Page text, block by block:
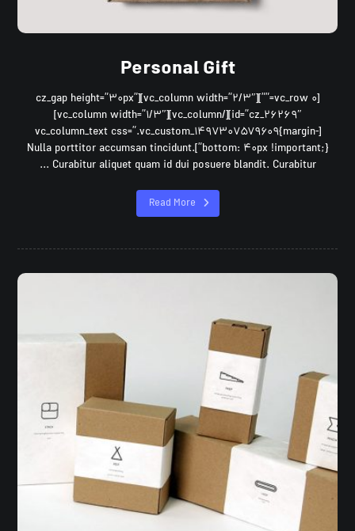
Personal Gift
[vc_row ۰=””][vc_column width=”۲/۳″][cz_gap height=”۳۰px”
id=”cz_۲۶۲۶۹″][/vc_column][vc_column width=”۱/۳″]
[vc_column_text css=”.vc_custom_۱۴۹۷۳۰۷۵۷۹۶۰۹{margin-
bottom: ۴۰px !important;}”]Nulla porttitor accumsan tincidunt.
Curabitur aliquet quam id dui posuere blandit. Curabitur ...
Read More